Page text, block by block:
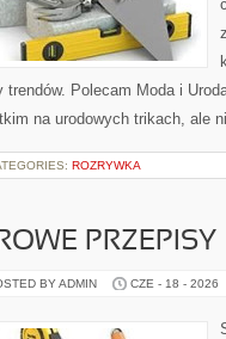
trendów. Polecam Moda i
na urodowych trikach, ale
ROZRYWKA
PRZEPISY
BY ADMIN CZE - 18 - 2026